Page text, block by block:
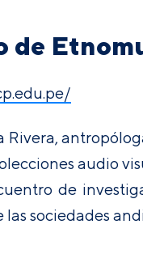
de
Rivera,
audio
de
sociedades